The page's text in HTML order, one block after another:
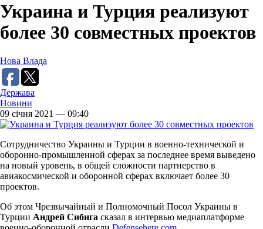
Украина и Турция реализуют
более 30 совместных проектов
Нова Влада
Держава
Новини
09 січня 2021 — 09:40
Сотрудничество Украины и Турции в военно-технической и
оборонно-промышленной сферах за последнее время выведено
на новый уровень, в общей сложности партнерство в
авиакосмической и оборонной сферах включает более 30
проектов.
Об этом Чрезвычайный и Полномочный Посол Украины в
Турции Андрей Сибига сказал в интервью медиаплатформе